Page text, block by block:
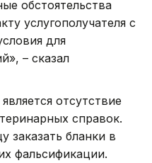
обстоятельства
услугополучателя с
для
– сказал
отсутствие
справок.
заказать бланки в
фальсификации.